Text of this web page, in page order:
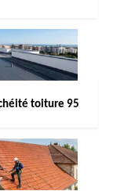
toiture 95